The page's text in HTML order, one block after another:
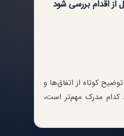
اقدام بررسی شود
کوتاه از اتفاق‌ها و
مدرک مهم‌تر است،